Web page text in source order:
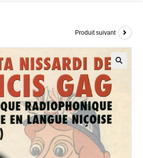
Produit suivant